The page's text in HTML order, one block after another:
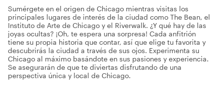
Sumérgete en el origen de Chicago mientras visitas los
principales lugares de interés de la ciudad como The Bean, el
Instituto de Arte de Chicago y el Riverwalk. ¿Y qué hay de las
joyas ocultas? ¡Oh, te espera una sorpresa! Cada anfitrión
tiene su propia historia que contar, así que elige tu favorita y
descubrirás la ciudad a través de sus ojos. Experimenta su
Chicago al máximo basándote en sus pasiones y experiencia.
Se asegurarán de que te diviertas disfrutando de una
perspectiva única y local de Chicago.